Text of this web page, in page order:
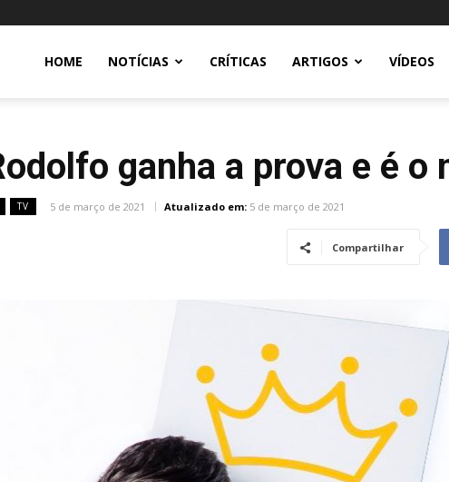
HOME NOTÍCIAS CRÍTICAS ARTIGOS VÍDEOS
ganha a prova e é o
TV 5 de março de 2021 Atualizado em: 5 de março de 2021
Compartilhar